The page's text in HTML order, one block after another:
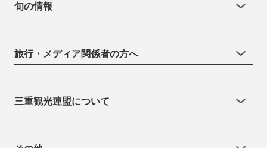
旬の情報
旅行・メディア関係者の方へ
三重観光連盟について